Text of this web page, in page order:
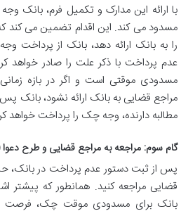
با ارائه این مدارک و تکمیل فرم، بانک
مسدود می کند. این اقدام تضمین می
را به بانک ارائه دهد، بانک از پرداخت
عدم پرداخت با ذکر علت را صادر خواهد
مسدودی موقتی است و اگر در بازه
مراجع قضایی به بانک ارائه نشود، بانک
مطالبه دارنده، وجه چک را پرداخت خواهد
گام سوم: مراجعه به مراجع قضایی و طرح
پس از ثبت دستور عدم پرداخت در بانک،
قضایی مراجعه کنید. همانطور که پیشتر
بانک برای مسدودی موقت چک، فرصت